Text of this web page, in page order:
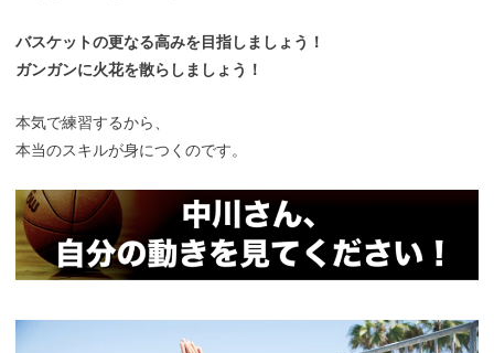
バスケットの更なる高みを目指しましょう！
ガンガンに火花を散らしましょう！
本気で練習するから、
本当のスキルが身につくのです。